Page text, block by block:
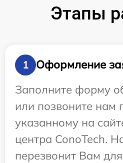
Этапы
1
Оформление
Заполните форму
или позвоните нам
указанному на
центра ConoTech.
перезвонит Вам